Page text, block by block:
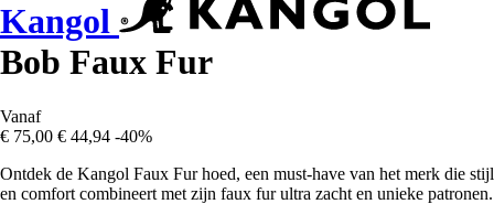
Kangol
Bob Faux Fur
Vanaf
€ 75,00 € 44,94 -40%
Ontdek de Kangol Faux Fur hoed, een must-have van het merk die stijl
en comfort combineert met zijn faux fur ultra zacht en unieke patronen.